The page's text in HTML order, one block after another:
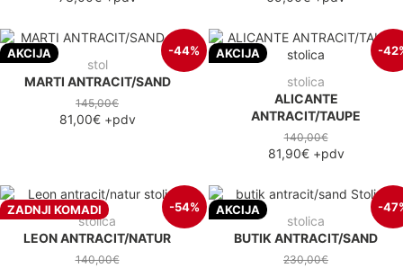
AKCIJA -44%
stol
MARTI ANTRACIT/SAND
145,00€
81,00€+pdv
AKCIJA -
stolica
ALICANTE
ANTRACIT/TAUPE
140,00€
81,90€+pdv
ZADNJI KOMADI -54%
stolica
LEON ANTRACIT/NATUR
140,00€
AKCIJA -
stolica
BUTIK ANTRACIT/SAND
230,00€